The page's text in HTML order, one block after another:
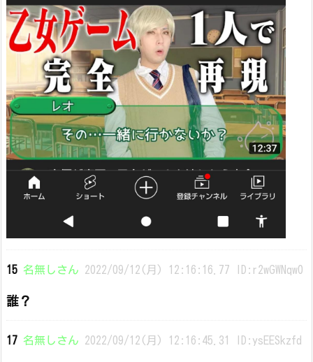
15 名無しさん 2022/09/12(月) 12:16:16.77 ID:r2wGWNqw0
誰？
17 名無しさん 2022/09/12(月) 12:16:45.31 ID:ysEESkzfd